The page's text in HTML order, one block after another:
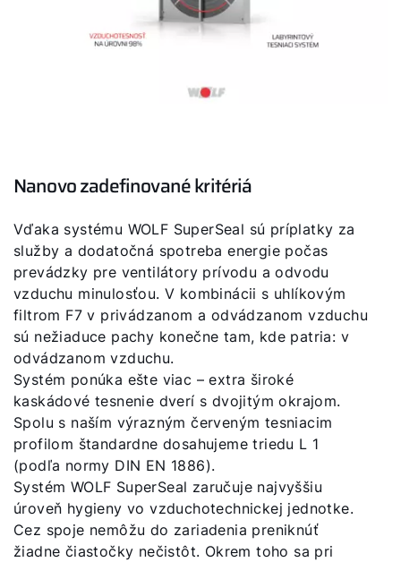
Nanovo zadefinované kritériá
Vďaka systému WOLF SuperSeal sú príplatky za
služby a dodatočná spotreba energie počas
prevádzky pre ventilátory prívodu a odvodu
vzduchu minulosťou. V kombinácii s uhlíkovým
filtrom F7 v privádzanom a odvádzanom vzduchu
sú nežiaduce pachy konečne tam, kde patria: v
odvádzanom vzduchu.
Systém ponúka ešte viac – extra široké
kaskádové tesnenie dverí s dvojitým okrajom.
Spolu s naším výrazným červeným tesniacim
profilom štandardne dosahujeme triedu L 1
(podľa normy DIN EN 1886).
Systém WOLF SuperSeal zaručuje najvyššiu
úroveň hygieny vo vzduchotechnickej jednotke.
Cez spoje nemôžu do zariadenia preniknúť
žiadne čiastočky nečistôt. Okrem toho sa pri